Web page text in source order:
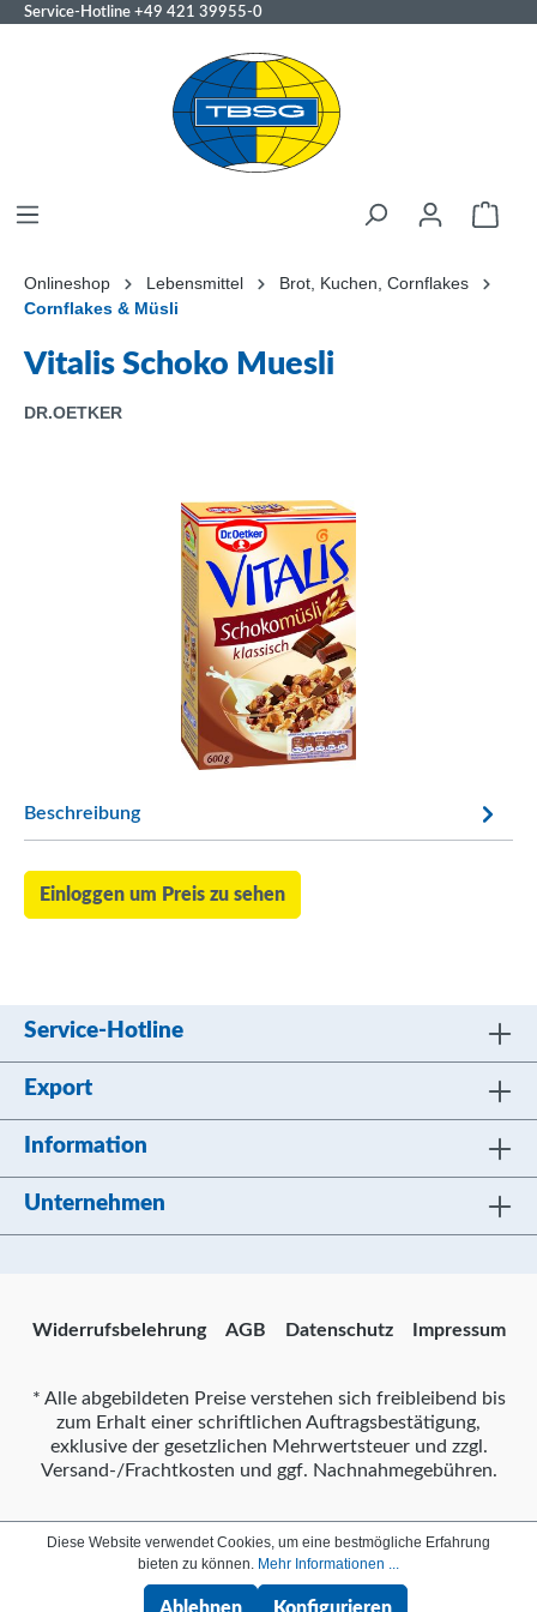
Service-Hotline +49 421 39955-0
Onlineshop Lebensmittel
Brot, Kuchen, Cornflakes
Cornflakes & Müsli
Vitalis Schoko Muesli
DR.OETKER
Beschreibung
Einloggen um Preis zu sehen
Service-Hotline
Export
Information
Unternehmen
Widerrufsbelehrung AGB Datenschutz Impressum
* Alle abgebildeten Preise verstehen sich freibleibend bis
zum Erhalt einer schriftlichen Auftragsbestätigung,
exklusive der gesetzlichen Mehrwertsteuer und zzgl.
Versand-/Frachtkosten und ggf. Nachnahmegebühren.
Diese Website verwendet Cookies, um eine bestmögliche Erfahrung
bieten zu können. Mehr Informationen ...